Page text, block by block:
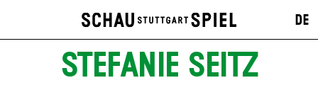
DE
STEFANIE SEITZ